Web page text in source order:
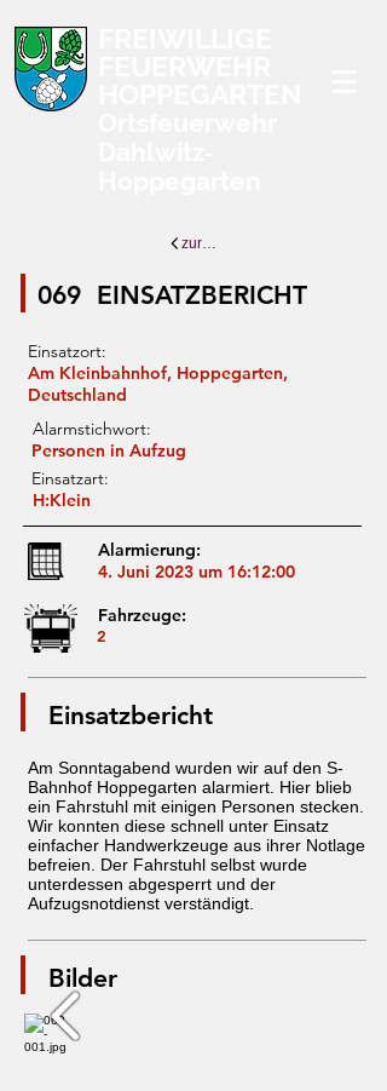
zurück zur Übersicht
EINSATZBERICHT
069
Einsatzort:
Am Kleinbahnhof, Hoppegarten,
Deutschland
Alarmstichwort:
Personen in Aufzug
Einsatzart:
H:Klein
Alarmierung:
4. Juni 2023 um 16:12:00
Fahrzeuge:
2
Einsatzbericht
Am Sonntagabend wurden wir auf den S-
Bahnhof Hoppegarten alarmiert. Hier blieb
ein Fahrstuhl mit einigen Personen stecken.
Wir konnten diese schnell unter Einsatz
einfacher Handwerkzeuge aus ihrer Notlage
befreien. Der Fahrstuhl selbst wurde
unterdessen abgesperrt und der
Aufzugsnotdienst verständigt.
Bilder